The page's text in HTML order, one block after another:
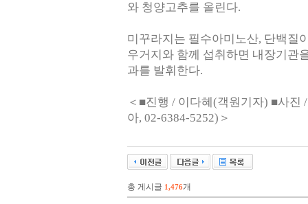
와 청양고추를 올린다.
미꾸라지는 필수아미노산, 단백질
우거지와 함께 섭취하면 내장기관
과를 발휘한다.
＜■진행 / 이다혜(객원기자) ■사
아, 02-6384-5252)＞
총 게시글 1,476개